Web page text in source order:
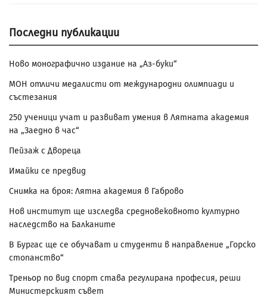
Последни публикации
Ново монографично издание на „Аз-буки“
МОН отличи медалисти от международни олимпиади и
състезания
250 ученици учат и развиват умения в Лятната академия
на „Заедно в час“
Пейзаж с Двореца
Имайки се предвид
Снимка на броя: Лятна академия в Габрово
Нов институт ще изследва средновековното културно
наследство на Балканите
В Бургас ще се обучават и студенти в направление „Горско
стопанство“
Треньор по вид спорт става регулирана професия, реши
Министерският съвет